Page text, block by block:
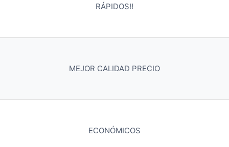
RÁPIDOS!!
MEJOR CALIDAD PRECIO
ECONÓMICOS